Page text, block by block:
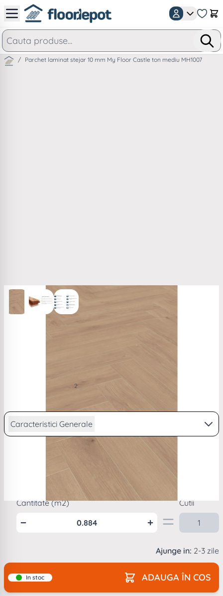
Mergeti la Continut
/ Parchet laminat stejar 10 mm My Floor Castle ton mediu MH1007
View larger image
View larger image
View larger image
Parchet laminat stejar 10 mm My Floor Castle ton mediu
2
Caracteristici Generale
Vezi descriere completa...
cutie =
Cantitate (m2) Cutii
Ajunge in: 2-3 zile
In stoc ADAUGA ÎN COS